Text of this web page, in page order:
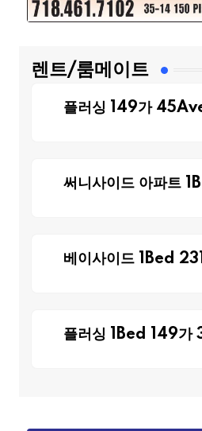
렌트/룸메이트
플러싱 149가
써니사이드 아파트
베이사이드 1Bed
플러싱 1Bed 149가